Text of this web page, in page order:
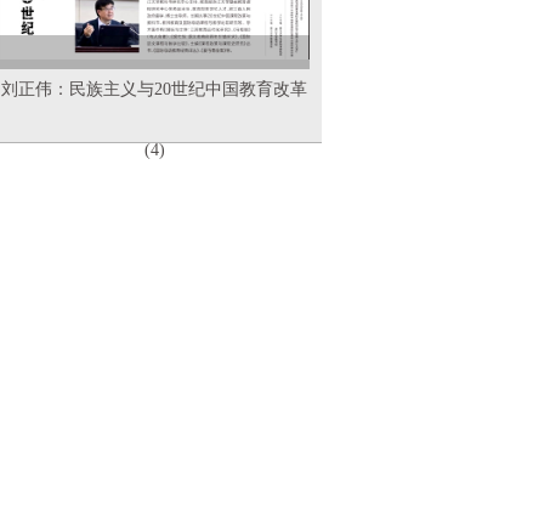
刘正伟：民族主义与20世纪中国教育改革
(4)